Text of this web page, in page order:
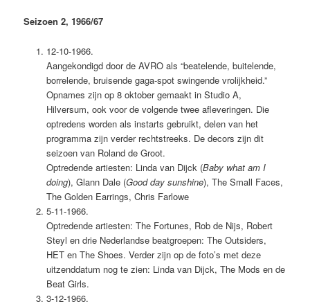
Seizoen 2, 1966/67
12-10-1966.
Aangekondigd door de AVRO als “beatelende, buitelende,
borrelende, bruisende gaga-spot swingende vrolijkheid.”
Opnames zijn op 8 oktober gemaakt in Studio A,
Hilversum, ook voor de volgende twee afleveringen. Die
optredens worden als instarts gebruikt, delen van het
programma zijn verder rechtstreeks. De decors zijn dit
seizoen van Roland de Groot.
Optredende artiesten: Linda van Dijck (Baby what am I
doing), Glann Dale (Good day sunshine), The Small Faces,
The Golden Earrings, Chris Farlowe
5-11-1966.
Optredende artiesten: The Fortunes, Rob de Nijs, Robert
Steyl en drie Nederlandse beatgroepen: The Outsiders,
HET en The Shoes. Verder zijn op de foto’s met deze
uitzenddatum nog te zien: Linda van Dijck, The Mods en de
Beat Girls.
3-12-1966.